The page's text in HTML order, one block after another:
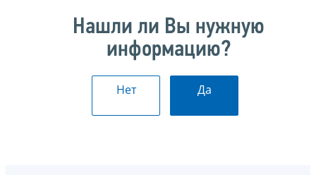
Нашли ли Вы нужную
информацию?
Нет Да